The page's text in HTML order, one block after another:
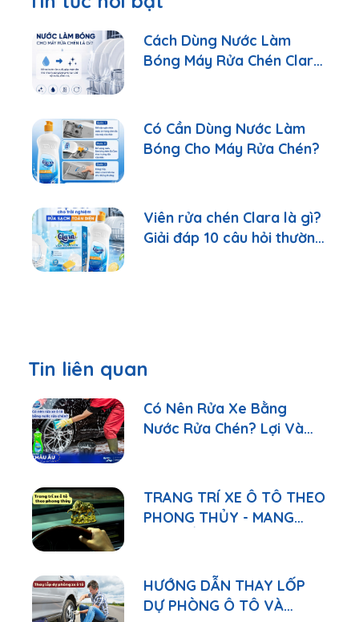
Cách Dùng Nước Làm
Bóng Máy Rửa Chén Clara
Có Cần Dùng Nước Làm
Bóng Cho Máy Rửa Chén?
Viên rửa chén Clara là gì?
Giải đáp 10 câu hỏi thường
Tin liên quan
Có Nên Rửa Xe Bằng
Nước Rửa Chén? Lợi Và
TRANG TRÍ XE Ô TÔ THEO
PHONG THỦY - MANG
HƯỚNG DẪN THAY LỐP
DỰ PHÒNG Ô TÔ VÀ